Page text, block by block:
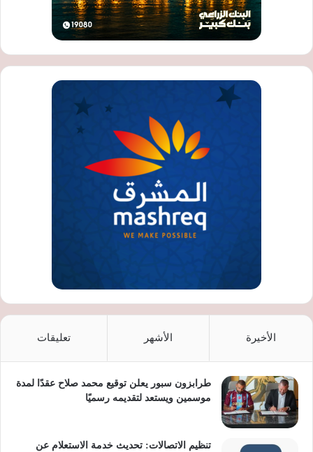
الأخيرة الأشهر تعليقات
طرابزون سبور يعلن توقيع محمد صلاح عقدًا لمدة
موسمين ويستعد لتقديمه رسميًا
تنظيم الاتصالات: تحديث خدمة الاستعلام عن